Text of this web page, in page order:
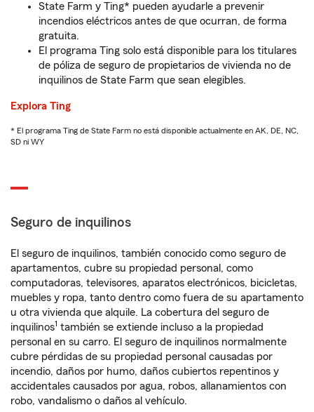
State Farm y Ting* pueden ayudarle a prevenir
incendios eléctricos antes de que ocurran, de forma
gratuita.
El programa Ting solo está disponible para los titulares
de póliza de seguro de propietarios de vivienda no de
inquilinos de State Farm que sean elegibles.
Explora Ting
* El programa Ting de State Farm no está disponible actualmente en AK, DE, NC,
SD ni WY
Seguro de inquilinos
El seguro de inquilinos, también conocido como seguro de
apartamentos, cubre su propiedad personal, como
computadoras, televisores, aparatos electrónicos, bicicletas,
muebles y ropa, tanto dentro como fuera de su apartamento
u otra vivienda que alquile. La cobertura del seguro de
inquilinos1 también se extiende incluso a la propiedad
personal en su carro. El seguro de inquilinos normalmente
cubre pérdidas de su propiedad personal causadas por
incendio, daños por humo, daños cubiertos repentinos y
accidentales causados por agua, robos, allanamientos con
robo, vandalismo o daños al vehículo.